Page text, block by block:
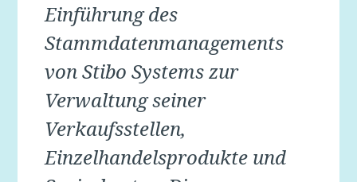
Einführung des
Stammdatenmanagements
von Stibo Systems zur
Verwaltung seiner
Verkaufsstellen,
Einzelhandelsprodukte und